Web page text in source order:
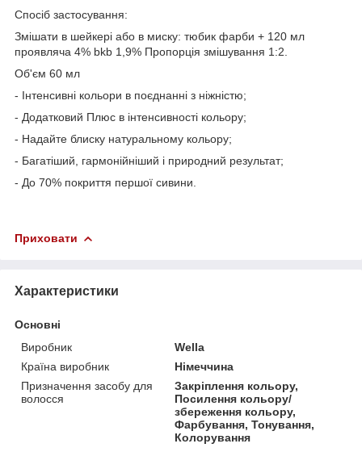
Спосіб застосування:
Змішати в шейкері або в миску: тюбик фарби + 120 мл
проявляча 4% bkb 1,9% Пропорція змішування 1:2.
Об'єм 60 мл
- Інтенсивні кольори в поєднанні з ніжністю;
- Додатковий Плюс в інтенсивності кольору;
- Надайте блиску натуральному кольору;
- Багатіший, гармонійніший і природний результат;
- До 70% покриття першої сивини.
Приховати
Характеристики
Основні
Виробник
Wella
Країна виробник
Німеччина
Призначення засобу для
волосся
Закріплення кольору,
Посилення кольору/
збереження кольору,
Фарбування, Тонування,
Колорування